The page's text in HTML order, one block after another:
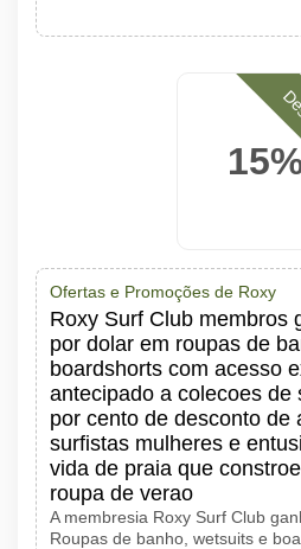
Ofertas e Promoções de Roxy
Roxy Surf Club membros
por dolar em roupas de
boardshorts com acesso
antecipado a colecoes de
por cento de desconto de
surfistas mulheres e
vida de praia que
roupa de verao
A membresia Roxy Surf Club
Roupas de banho, wetsuits e